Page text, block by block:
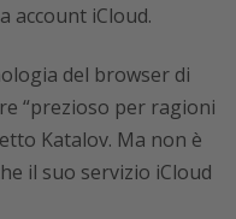
account iCloud.
del browser di
“prezioso per ragioni
Katalov. Ma non è
il suo servizio iCloud